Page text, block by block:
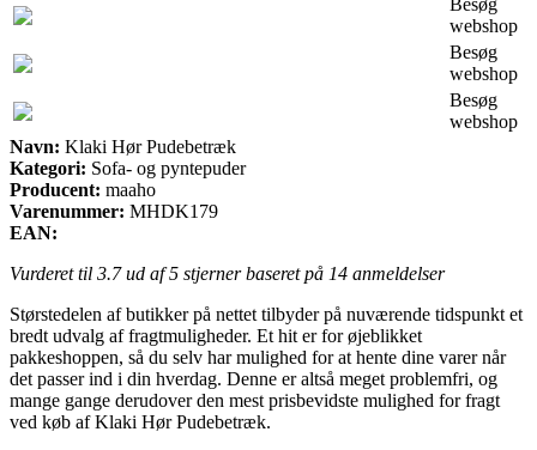
webshop
Besøg
webshop
Besøg
webshop
Navn: Klaki Hør Pudebetræk
Kategori: Sofa- og pyntepuder
Producent: maaho
Varenummer: MHDK179
EAN:
Vurderet til 3.7ud af 5 stjerner baseret på 14 anmeldelser
Størstedelen af butikker på nettet tilbyder på nuværende tidspunkt et
bredt udvalg af fragtmuligheder. Et hit er for øjeblikket
pakkeshoppen, så du selv har mulighed for at hente dine varer når
det passer ind i din hverdag. Denne er altså meget problemfri, og
mange gange derudover den mest prisbevidste mulighed for fragt
ved køb af Klaki Hør Pudebetræk.